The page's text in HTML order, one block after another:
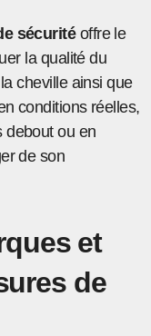
sécuritéoffre le
la qualité du
cheville ainsi que
conditions réelles,
debout ou en
de son
et
de